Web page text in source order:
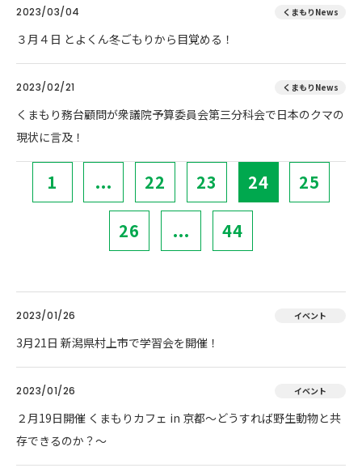
2023/03/04 くまもりNews
３月４日 とよくん冬ごもりから目覚める！
2023/02/21 くまもりNews
くまもり務台顧問が衆議院予算委員会第三分科会で日本のクマの
現状に言及！
1 ... 22 23 24 25
26 ... 44
2023/01/26 イベント
3月21日 新潟県村上市で学習会を開催！
2023/01/26 イベント
２月19日開催 くまもりカフェ in 京都～どうすれば野生動物と共
存できるのか？～